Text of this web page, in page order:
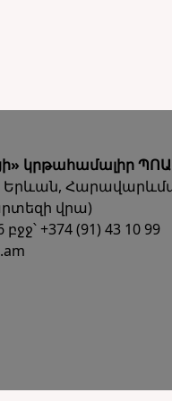
կրթահամալիր
վրա)
+374 (91) 43 10 99